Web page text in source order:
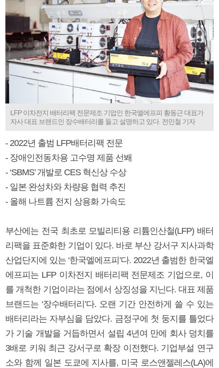
LFP 이차전지 배터리팩 전문제조 기업인 한국엘에프피 황동근 대표가
자사 대표 브랜드인 장수배터리를 들고 설명하고 있다. 전민철 기자
- 2022년 출범 LFP배터리팩 전문
- 장애인전동차용 고수명 제품 선봬
- ‘SBMS’ 개발로 CES 혁신상 수상
- 일본 완성차와 차량용 협력 추진
- 올해 나트륨 전지 상용화 가속도
부산에는 전국 최초로 모빌리티용 리튬인산철(LFP) 배터
리팩을 표준화한 기업이 있다. 바로 부산 강서구 지사과학
산업단지에 있는 ‘한국엘에프피’다. 2022년 출범한 한국엘
에프피는 LFP 이차전지 배터리팩 전문제조 기업으로, 이
를 개척한 기업이라는 점에서 상징성을 지닌다. 대표 제품
브랜드는 ‘장수배터리’다. 오랜 기간 안전하게 쓸 수 있는
배터리라는 자부심을 담았다. 금정구에 첫 둥지를 틀었다
가 기술 개발을 거듭하면서 설립 4년여 만에 회사 덩치를
3배로 키워 최근 강서구로 확장 이전했다. 기업부설 연구
소와 함께 일본 도쿄에 지사를, 미국 로스앤젤레스(LA)에